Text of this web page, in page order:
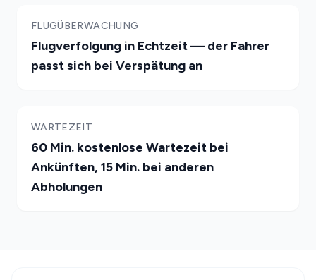
FLUGÜBERWACHUNG
Flugverfolgung in Echtzeit — der Fahrer
passt sich bei Verspätung an
WARTEZEIT
60 Min. kostenlose Wartezeit bei
Ankünften, 15 Min. bei anderen
Abholungen